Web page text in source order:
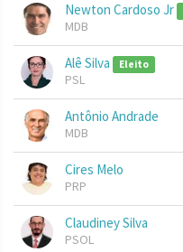
Newton Cardoso Jr
MDB
Alê Silva Eleito
PSL
Antônio Andrade
MDB
Cires Melo
PRP
Claudiney Silva
PSOL